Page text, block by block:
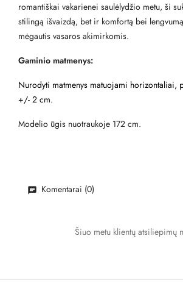
romantiškai vakarienei saulėlydžio metu, ši
stilingą išvaizdą, bet ir komfortą bei
mėgautis vasaros akimirkomis.
Gaminio matmenys:
Nurodyti matmenys matuojami horizontaliai,
+/- 2 cm.
Modelio ūgis nuotraukoje 172 cm.
Komentarai (0)
Šiuo metu klientų atsiliepimų